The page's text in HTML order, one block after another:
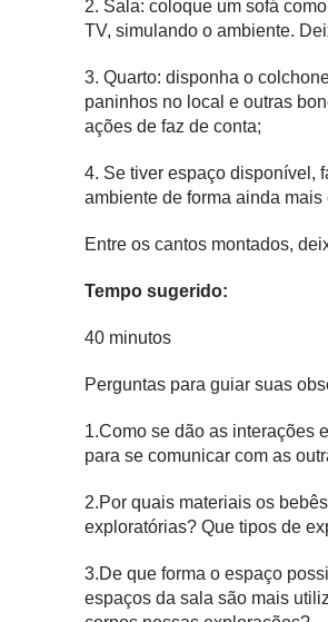
2. Sala: coloque um sofá
TV, simulando o ambiente.
3. Quarto: disponha o
paninhos no local e outras
ações de faz de conta;
4. Se tiver espaço disponível,
ambiente de forma ainda mais
Entre os cantos montados,
Tempo sugerido:
40 minutos
Perguntas para guiar suas
1.Como se dão as interações
para se comunicar com as
2.Por quais materiais os
exploratórias? Que tipos de
3.De que forma o espaço
espaços da sala são mais